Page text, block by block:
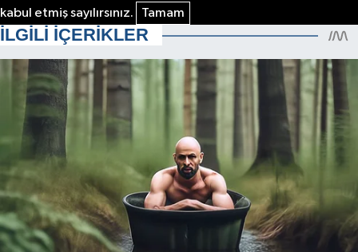
kabul etmiş sayılırsınız.
Tamam